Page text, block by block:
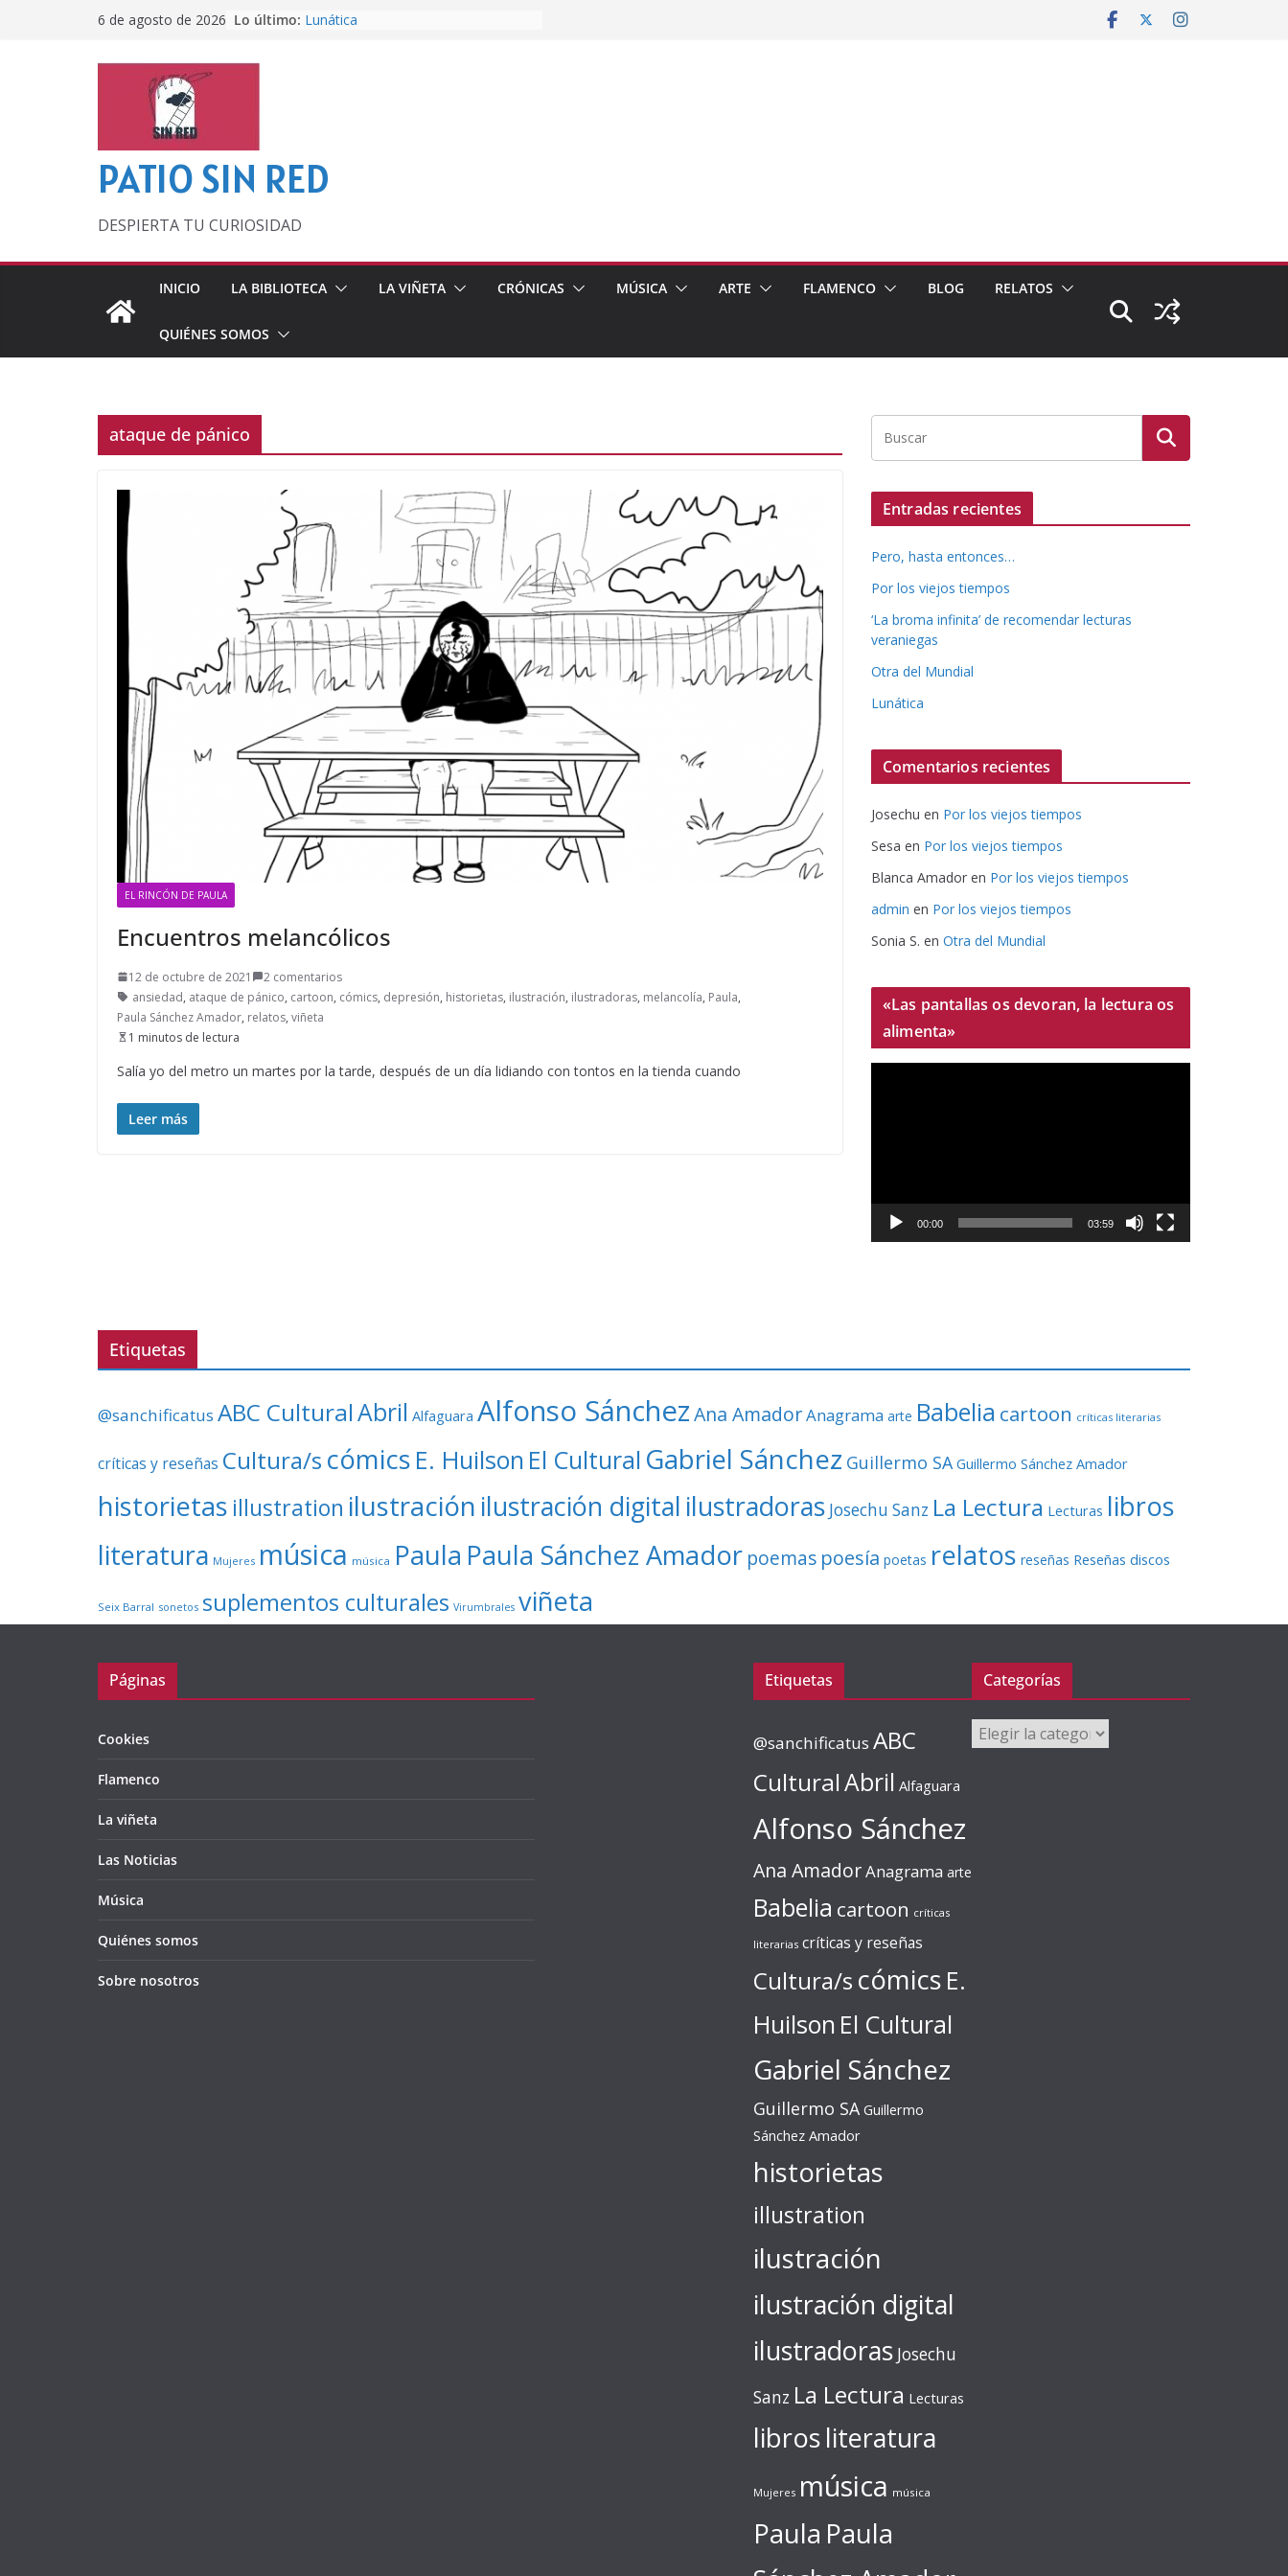
6 de agosto de 2026 Lo último: Lunática
PATIO SIN RED
DESPIERTA TU CURIOSIDAD
INICIO LA BIBLIOTECA LA VIÑETA CRÓNICAS MÚSICA ARTE FLAMENCO BLOG RELATOS
QUIÉNES SOMOS
ataque de pánico
EL RINCÓN DE PAULA
Encuentros melancólicos
12 de octubre de 2021
2 comentarios
ansiedad, ataque de pánico, cartoon, cómics, depresión, historietas, ilustración, ilustradoras, melancolía, Paula,
Paula Sánchez Amador, relatos, viñeta
1 minutos de lectura
Salía yo del metro un martes por la tarde, después de un día lidiando con tontos en la tienda cuando
Leer más
Entradas recientes
Pero, hasta entonces…
Por los viejos tiempos
‘La broma infinita’ de recomendar lecturas
veraniegas
Otra del Mundial
Lunática
Comentarios recientes
Josechu en Por los viejos tiempos
Sesa en Por los viejos tiempos
Blanca Amador en Por los viejos tiempos
admin en Por los viejos tiempos
Sonia S. en Otra del Mundial
«Las pantallas os devoran, la lectura os
alimenta»
c
í
e
00:00 03:59
Etiquetas
@sanchificatus ABC CulturalAbril Alfaguara Alfonso SánchezAna AmadorAnagrama arte Babelia cartoon críticas literarias
críticas y reseñas Cultura/s cómics E. Huilson El Cultural Gabriel Sánchez Guillermo SA Guillermo Sánchez Amador
historietas illustration ilustración ilustración digital ilustradoras Josechu Sanz La Lectura Lecturas libros
literatura Mujeres música música Paula Paula Sánchez Amador poemas poesía poetas relatos reseñas Reseñas discos
Seix Barral sonetos suplementos culturales Virumbrales viñeta
Páginas
Cookies
Flamenco
La viñeta
Las Noticias
Música
Quiénes somos
Sobre nosotros
Etiquetas
@sanchificatus ABC
CulturalAbril Alfaguara
Alfonso Sánchez
Ana AmadorAnagrama arte
Babelia cartoon críticas
literarias críticas y reseñas
Cultura/s cómics E.
Huilson El Cultural
Gabriel Sánchez
Guillermo SA Guillermo
Sánchez Amador
historietas
illustration
ilustración
ilustración digital
ilustradoras Josechu
Sanz La Lectura Lecturas
librosliteratura
Mujeres música música
Paula Paula
Categorías
Categorías